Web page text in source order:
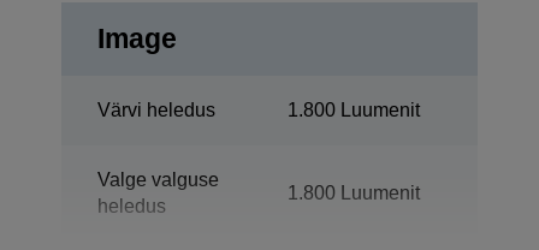
Image
Värvi heledus 1.800 Luumenit
Valge valguse
heledus
1.800 Luumenit